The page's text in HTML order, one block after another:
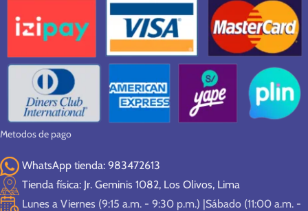
Metodos de pago
WhatsApp tienda: 983472613
Tienda física: Jr. Geminis 1082, Los Olivos, Lima
Lunes a Viernes (9:15 a.m. - 9:30 p.m.) |Sábado (11:00 a.m. -